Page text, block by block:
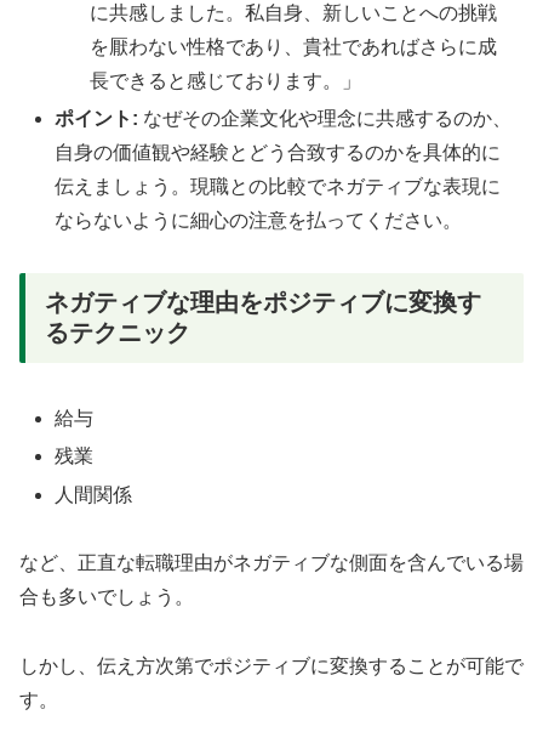
に共感しました。私自身、新しいことへの挑戦
を厭わない性格であり、貴社であればさらに成
長できると感じております。」
ポイント: なぜその企業文化や理念に共感するのか、
自身の価値観や経験とどう合致するのかを具体的に
伝えましょう。現職との比較でネガティブな表現に
ならないように細心の注意を払ってください。
ネガティブな理由をポジティブに変換す
るテクニック
給与
残業
人間関係
など、正直な転職理由がネガティブな側面を含んでいる場
合も多いでしょう。
しかし、伝え方次第でポジティブに変換することが可能で
す。